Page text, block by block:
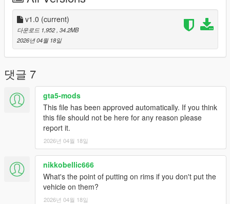
v1.0 (current)
다운로드 1,952 , 34.2MB
2026년 04월 18일
댓글 7
gta5-mods
This file has been approved automatically. If you think
this file should not be here for any reason please
report it.
2026년 04월 18일
nikkobellic666
What's the point of putting on rims if you don't put the
vehicle on them?
2026년 04월 18일